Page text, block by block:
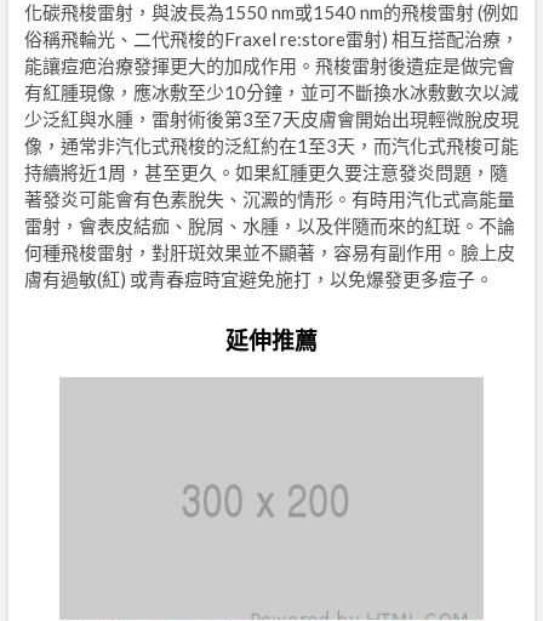
化碳飛梭雷射，與波長為1550 nm或1540 nm的飛梭雷射(例如
俗稱飛輪光、二代飛梭的Fraxel re:store雷射) 相互搭配治療，
能讓痘疤治療發揮更大的加成作用。飛梭雷射後遺症是做完會
有紅腫現像，應冰敷至少10分鐘，並可不斷換水冰敷數次以減
少泛紅與水腫，雷射術後第3至7天皮膚會開始出現輕微脫皮現
像，通常非汽化式飛梭的泛紅約在1至3天，而汽化式飛梭可能
持續將近1周，甚至更久。如果紅腫更久要注意發炎問題，隨
著發炎可能會有色素脫失、沉澱的情形。有時用汽化式高能量
雷射，會表皮結痂、脫屑、水腫，以及伴隨而來的紅斑。不論
何種飛梭雷射，對肝斑效果並不顯著，容易有副作用。臉上皮
膚有過敏(紅) 或青春痘時宜避免施打，以免爆發更多痘子。
延伸推薦